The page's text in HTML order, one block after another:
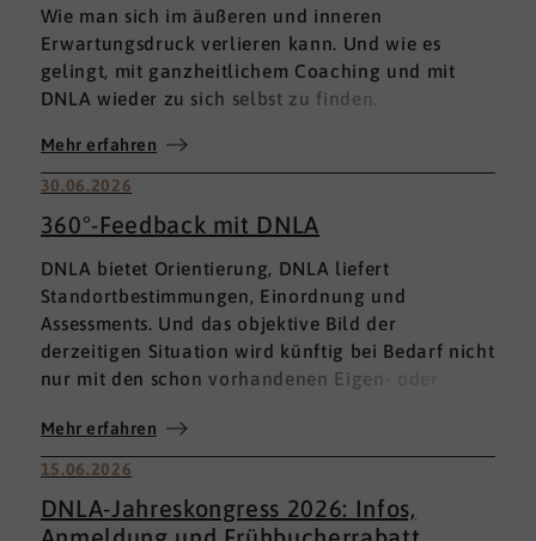
Wie man sich im äußeren und inneren
Erwartungsdruck verlieren kann. Und wie es
gelingt, mit ganzheitlichem Coaching und mit
DNLA wieder zu sich selbst zu finden.
Mehr erfahren
30.06.2026
360°-Feedback mit DNLA
DNLA bietet Orientierung, DNLA liefert
Standortbestimmungen, Einordnung und
Assessments. Und das objektive Bild der
derzeitigen Situation wird künftig bei Bedarf nicht
nur mit den schon vorhandenen Eigen- oder
umfassenden 360°-Feedback.
Mehr erfahren
15.06.2026
DNLA-Jahreskongress 2026: Infos,